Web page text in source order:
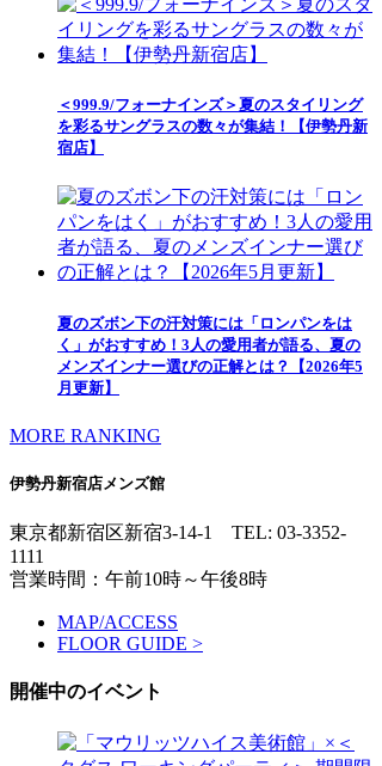
＜999.9/フォーナインズ＞夏のスタイリング
を彩るサングラスの数々が集結！【伊勢丹新
宿店】
夏のズボン下の汗対策には「ロンパンをは
く」がおすすめ！3人の愛用者が語る、夏の
メンズインナー選びの正解とは？【2026年5
月更新】
MORE RANKING
伊勢丹新宿店メンズ館
東京都新宿区新宿3-14-1 TEL: 03-3352-
1111
営業時間：午前10時～午後8時
MAP/ACCESS
FLOOR GUIDE >
開催中のイベント